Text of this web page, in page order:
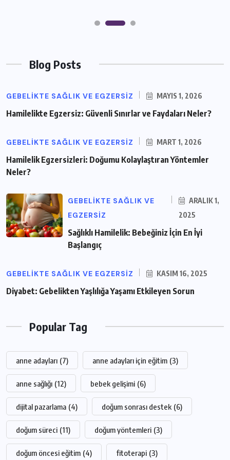
Blog Posts
GEBELIKTE SAĞLIK VE EGZERSIZ MAYIS 1, 2026
Hamilelikte Egzersiz: Güvenli Sınırlar ve Faydaları Neler?
GEBELIKTE SAĞLIK VE EGZERSIZ MART 1, 2026
Hamilelik Egzersizleri: Doğumu Kolaylaştıran Yöntemler
Neler?
GEBELIKTE SAĞLIK VE
EGZERSIZ
ARALIK 1,
2025
Sağlıklı Hamilelik: Bebeğiniz İçin En İyi
Başlangıç
GEBELIKTE SAĞLIK VE EGZERSIZ KASIM 16, 2025
Diyabet: Gebelikten Yaşlılığa Yaşamı Etkileyen Sorun
Popular Tag
anne adayları (7) anne adayları için eğitim (3)
anne sağlığı (12) bebek gelişimi (6)
dijital pazarlama (4) doğum sonrası destek (6)
doğum süreci (11) doğum yöntemleri (3)
doğum öncesi eğitim (4) fitoterapi (3)